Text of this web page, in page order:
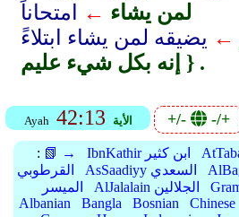
لمن يشاء ←
امتحاناً
← يضيقه لمن يشاء ابتلاءً
إنه بكل شيء عليم } .
Ayah 42:13 الأية +/- -/+
: 📗 → IbnKathir ابن كثير
القرطوبي
AsSaadiyy السعدي
الميسر
AlJalalain الجلالين
Albanian
Bangla Bosnian Chinese